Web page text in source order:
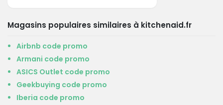
Magasins populaires similaires à kitchenaid.fr
Airbnb code promo
Armani code promo
ASICS Outlet code promo
Geekbuying code promo
Iberia code promo